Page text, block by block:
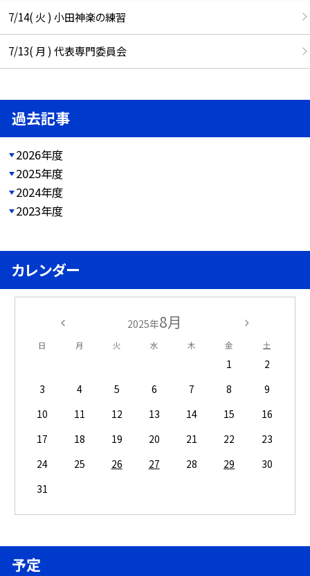
7/14( 火 ) 小田神楽の練習
7/13( 月 ) 代表専門委員会
過去記事
2026年度
2025年度
2024年度
2023年度
カレンダー
2025年8月
日 月 火 水 木 金 土
1
2
3
4 5 6 7 8
9
10
11 12 13 14 15
16
17
18 19 20 21 22
23
24
25 26 27 28 29
30
31
予定